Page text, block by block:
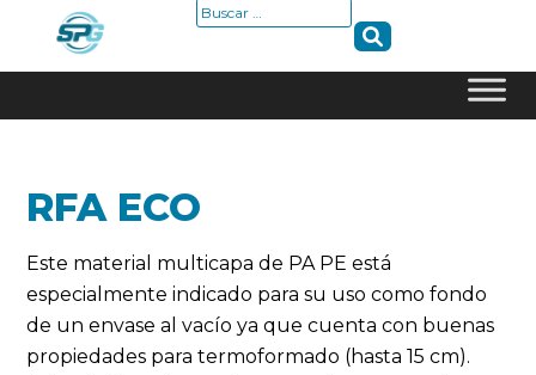
content
Buscar:
RFA ECO
Este material multicapa de PA PE está
especialmente indicado para su uso como fondo
de un envase al vacío ya que cuenta con buenas
propiedades para termoformado (hasta 15 cm).